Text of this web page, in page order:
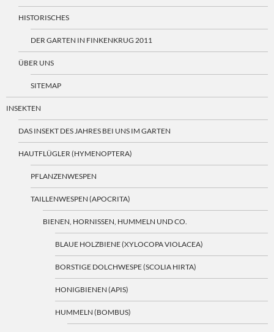
HISTORISCHES
DER GARTEN IN FINKENKRUG 2011
ÜBER UNS
SITEMAP
INSEKTEN
DAS INSEKT DES JAHRES BEI UNS IM GARTEN
HAUTFLÜGLER (HYMENOPTERA)
PFLANZENWESPEN
TAILLENWESPEN (APOCRITA)
BIENEN, HORNISSEN, HUMMELN UND CO.
BLAUE HOLZBIENE (XYLOCOPA VIOLACEA)
BORSTIGE DOLCHWESPE (SCOLIA HIRTA)
HONIGBIENEN (APIS)
HUMMELN (BOMBUS)